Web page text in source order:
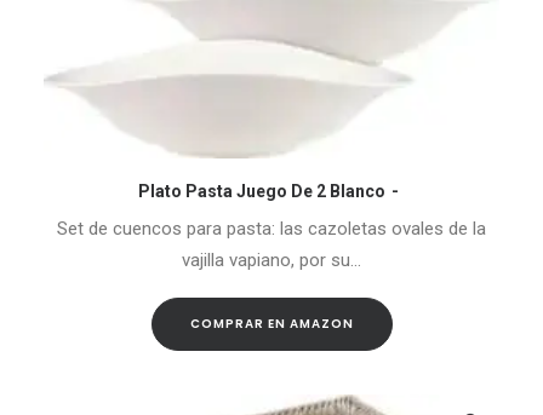
COMPRAR EN AMAZON
Plato Pasta Juego De 2 Blanco
Set de cuencos para pasta: las cazoletas ovales de la
vajilla vapiano, por su…
COMPRAR EN AMAZON